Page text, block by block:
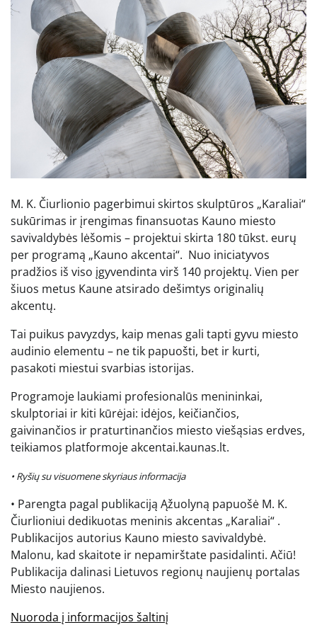
M. K. Čiurlionio pagerbimui skirtos skulptūros „Karaliai“
sukūrimas ir įrengimas finansuotas Kauno miesto
savivaldybės lėšomis – projektui skirta 180 tūkst. eurų
per programą „Kauno akcentai“. Nuo iniciatyvos
pradžios iš viso įgyvendinta virš 140 projektų. Vien per
šiuos metus Kaune atsirado dešimtys originalių
akcentų.
Tai puikus pavyzdys, kaip menas gali tapti gyvu miesto
audinio elementu – ne tik papuošti, bet ir kurti,
pasakoti miestui svarbias istorijas.
Programoje laukiami profesionalūs menininkai,
skulptoriai ir kiti kūrėjai: idėjos, keičiančios,
gaivinančios ir praturtinančios miesto viešąsias erdves,
teikiamos platformoje akcentai.kaunas.lt.
• Ryšių su visuomene skyriaus informacija
• Parengta pagal publikaciją Ąžuolyną papuošė M. K.
Čiurlioniui dedikuotas meninis akcentas „Karaliai“ .
Publikacijos autorius Kauno miesto savivaldybė.
Malonu, kad skaitote ir nepamirštate pasidalinti. Ačiū!
Publikacija dalinasi Lietuvos regionų naujienų portalas
Miesto naujienos.
Nuoroda į informacijos šaltinį